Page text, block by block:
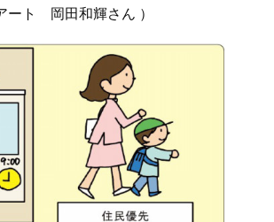
ート 岡田和輝さん ）